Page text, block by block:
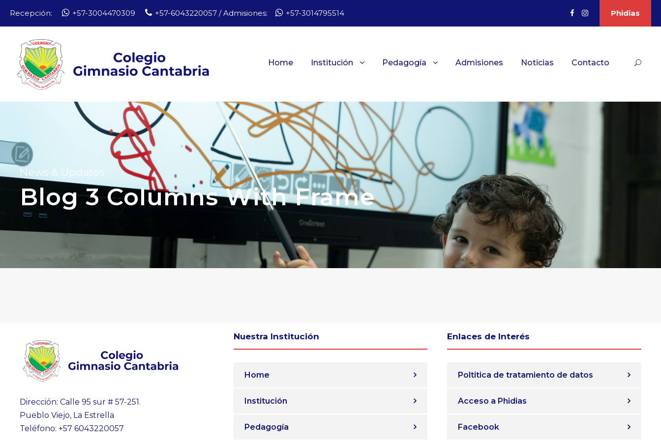
Recepción: +57-3004470309 +57-6043220057 / Admisiones: +57-3014795514 Phidias
Home Institución Pedagogía Admisiones Noticias Contacto
News & Updates
Blog 3 Columns With Frame
Dirección: Calle 95 sur # 57-251.
Pueblo Viejo, La Estrella
Teléfono: +57 6043220057
Nuestra Institución
Home
Institución
Pedagogía
Enlaces de Interés
Poltitica de tratamiento de datos
Acceso a Phidias
Facebook